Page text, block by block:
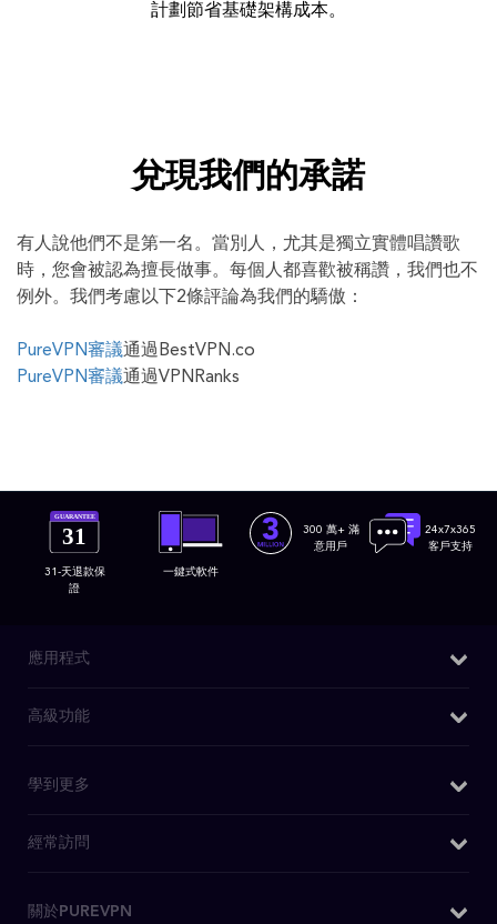
計劃節省基礎架構成本。
兌現我們的承諾
有人說他們不是第一名。 當別人，尤其是獨立實體唱讚歌
時，您會被認為擅長做事。 每個人都喜歡被稱讚，我們也不
例外。 我們考慮以下2條評論為我們的驕傲：
PureVPN審議通過BestVPN.co
PureVPN審議通過VPNRanks
31
GUARANTEE
31-天退款保
證
一鍵式軟件
300 萬+ 滿
意用戶
24x7x365
客戶支持
應用程式
Windows VPN
Android VPN
高級功能
我的IP是什麽
IPv6洩漏測試
學到更多
為什麼選擇PureVPN
什麽是VPN
經常訪問
購買VPN
關於PUREVPN